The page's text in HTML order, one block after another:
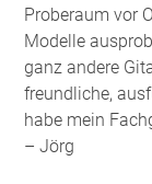
Proberaum vor
Modelle
ganz andere
freundliche,
habe mein
– Jörg